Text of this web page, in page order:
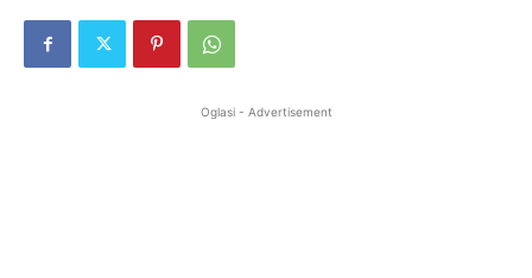
Oglasi - Advertisement